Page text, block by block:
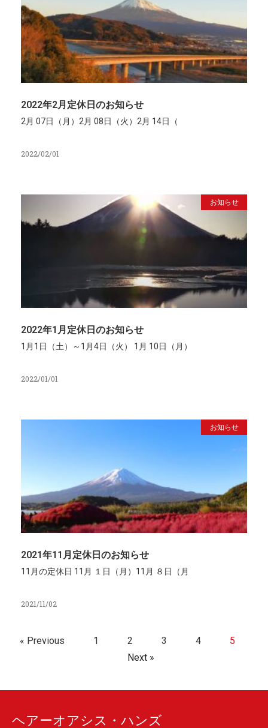
2022年2月定休日のお知らせ
2月 07日（月）2月 08日（火）2月 14日（
2022/02/01
お知らせ
2022年1月定休日のお知らせ
1月1日（土）～1月4日（火） 1月 10日（月）
2022/01/01
お知らせ
2021年11月定休日のお知らせ
11月の定休日 11月 １日（月）11月 ８日（月
2021/11/02
« Previous 1 2 3 4
5
Next »
ヘアーオアシス・ハンズ